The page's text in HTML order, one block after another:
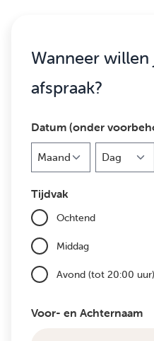
Wanneer willen
afspraak?
Datum (onder
Tijdvak
Ochtend
Middag
Avond (tot 20:00 uur)
Voor- en Achternaam